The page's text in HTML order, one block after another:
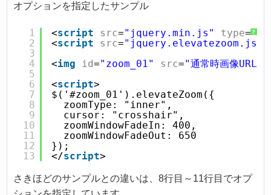
オプションを指定したサンプル
?
1
2
3
4
5
6
7
8
9
10
11
12
13
<script src="jquery.min.js" type=
<script src="jquery.elevatezoom.js"
<img id="zoom_01" src="通常時画像URL"
<script>
$('#zoom_01').elevateZoom({
zoomType: "inner",
cursor: "crosshair",
zoomWindowFadeIn: 400,
zoomWindowFadeOut: 650
});
</script>
さきほどのサンプルとの違いは、8行目～11行目でオプ